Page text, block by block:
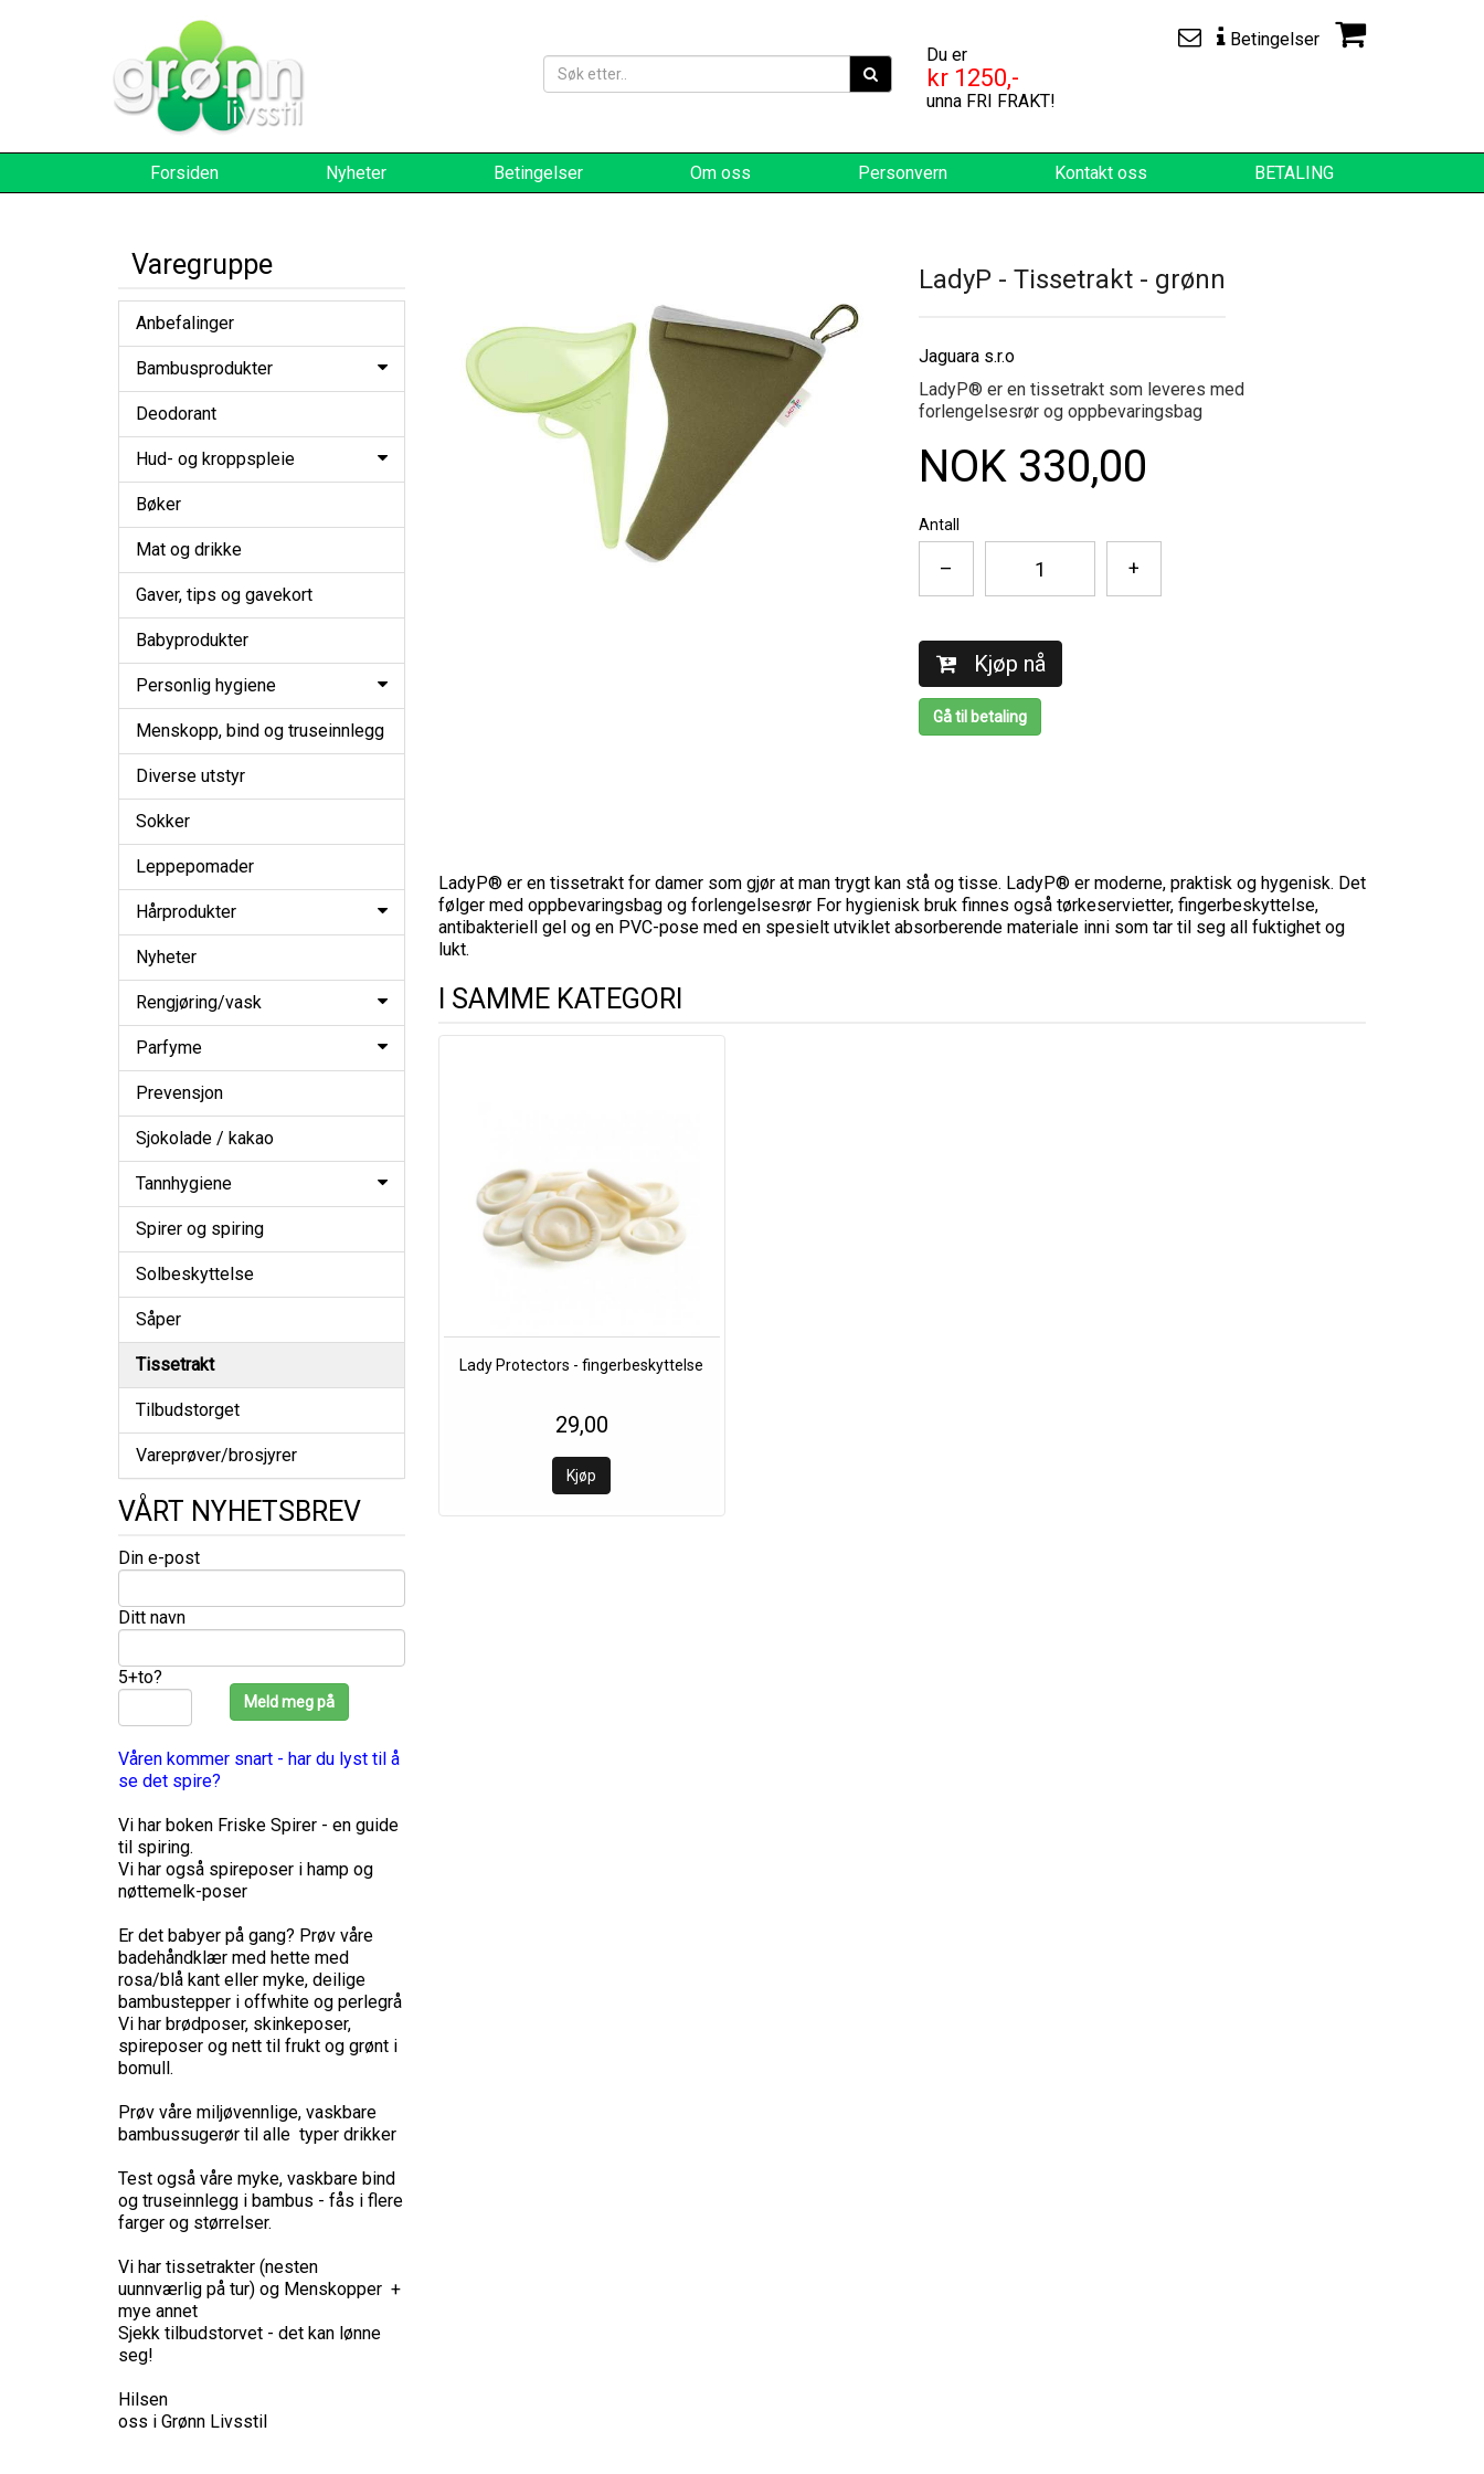
Du er
kr 1250,-
unna FRI FRAKT!
Betingelser
Forsiden Nyheter Betingelser Om oss Personvern Kontakt oss BETALING
Varegruppe
Anbefalinger
Bambusprodukter
Deodorant
Hud- og kroppspleie
Bøker
Mat og drikke
Gaver, tips og gavekort
Babyprodukter
Personlig hygiene
Menskopp, bind og truseinnlegg
Diverse utstyr
Sokker
Leppepomader
Hårprodukter
Nyheter
Rengjøring/vask
Parfyme
Prevensjon
Sjokolade / kakao
Tannhygiene
Spirer og spiring
Solbeskyttelse
Såper
Tissetrakt
Tilbudstorget
Vareprøver/brosjyrer
VÅRT NYHETSBREV
Din e-post
Ditt navn
5+to?
Våren kommer snart - har du lyst til å
se det spire?
Vi har boken Friske Spirer - en guide
til spiring.
Vi har også spireposer i hamp og
nøttemelk-poser
Er det babyer på gang? Prøv våre
badehåndklær med hette med
rosa/blå kant eller myke, deilige
bambustepper i offwhite og perlegrå
Vi har brødposer, skinkeposer,
spireposer og nett til frukt og grønt i
bomull.
Prøv våre miljøvennlige, vaskbare
bambussugerør til alle typer drikker
Test også våre myke, vaskbare bind
og truseinnlegg i bambus - fås i flere
farger og størrelser.
Vi har tissetrakter (nesten
uunnværlig på tur) og Menskopper +
mye annet
Sjekk tilbudstorvet - det kan lønne
seg!
Hilsen
oss i Grønn Livsstil
LadyP - Tissetrakt - grønn
Jaguara s.r.o
LadyP® er en tissetrakt som leveres med
forlengelsesrør og oppbevaringsbag
NOK 330,00
Antall
– +
Kjøp nå
Gå til betaling
LadyP® er en tissetrakt for damer som gjør at man trygt kan stå og tisse. LadyP® er moderne, praktisk og hygenisk. Det
følger med oppbevaringsbag og forlengelsesrør For hygienisk bruk finnes også tørkeservietter, fingerbeskyttelse,
antibakteriell gel og en PVC-pose med en spesielt utviklet absorberende materiale inni som tar til seg all fuktighet og
lukt.
I SAMME KATEGORI
Lady Protectors - fingerbeskyttelse
29,00